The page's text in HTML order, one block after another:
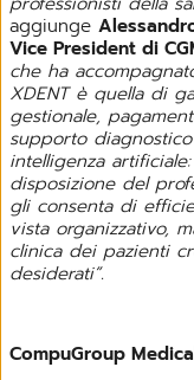
aggiunge
Vice President di
che ha
XDENT è quella di
gestionale,
supporto
intelligenza
disposizione del
gli consenta di
vista organizzativo,
clinica dei pazienti
desiderati”.
CompuGroup